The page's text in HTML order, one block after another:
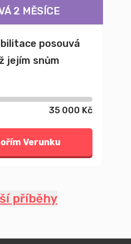
2 MĚSÍCE
posouvá
jejím snům
35 000 Kč
Verunku
příběhy